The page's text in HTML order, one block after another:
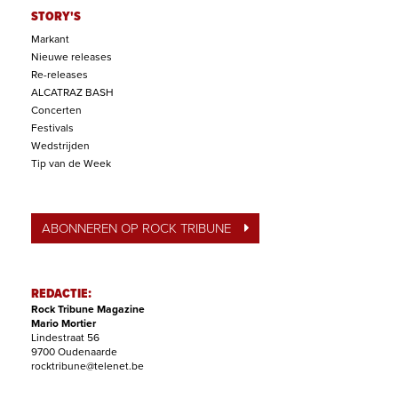
STORY'S
Markant
Nieuwe releases
Re-releases
ALCATRAZ BASH
Concerten
Festivals
Wedstrijden
Tip van de Week
ABONNEREN OP ROCK TRIBUNE
REDACTIE:
Rock Tribune Magazine
Mario Mortier
Lindestraat 56
9700 Oudenaarde
rocktribune@telenet.be